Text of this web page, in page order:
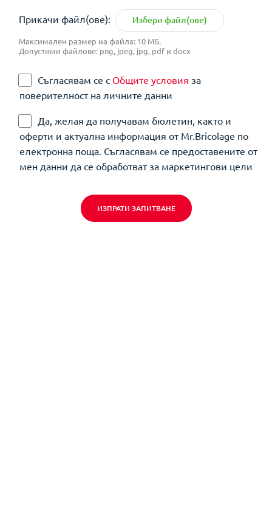
Прикачи файл(ове): Избери файл(ове)
Максимален размер на файла: 10 МБ.
Допустими файлове: png, jpeg, jpg, pdf и docx
Съгласявам се с Общите условия за
поверителност на личните данни
Да, желая да получавам бюлетин, както и
оферти и актуална информация от Mr.Bricolage по
електронна поща. Съгласявам се предоставените от
мен данни да се обработват за маркетингови цели
ИЗПРАТИ ЗАПИТВАНЕ